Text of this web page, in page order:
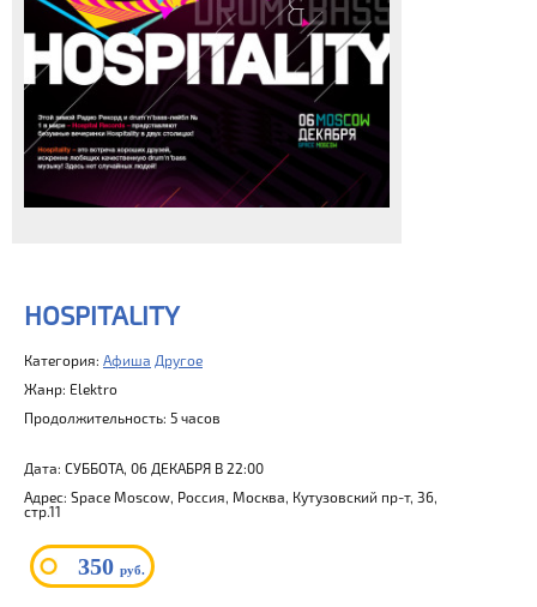
HOSPITALITY
Категория: Афиша Другое
Жанр: Elektro
Продолжительность: 5 часов
Дата: СУББОТА, 06 ДЕКАБРЯ В 22:00
Адрес: Space Moscow, Россия, Москва, Кутузовский пр-т, 36,
стр.11
350 руб.